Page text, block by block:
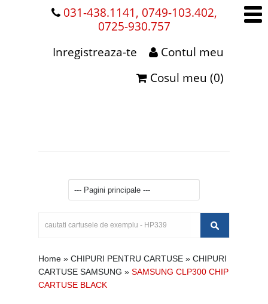
031-438.1141, 0749-103.402,
0725-930.757
Contul meu
Inregistreaza-te
Cosul meu (0)
Home » CHIPURI PENTRU CARTUSE » CHIPURI
CARTUSE SAMSUNG » SAMSUNG CLP300 CHIP
CARTUSE BLACK